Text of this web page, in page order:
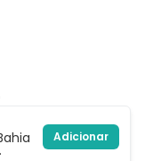
Adicionar